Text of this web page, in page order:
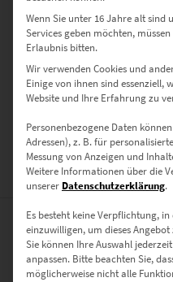
Nacht als
Nachtaufnahme an der
Böblingen. Langzeitbelichtung
Verkehr kennzeichnen. Hier als
Leinwand auf Keilrahmen oder
ZUSÄTZLICHE
PRODUKT BESONDERHEITEN
AUSFÜHRUNG
Wenn Sie unter 16 Jahre alt
Services geben möchten,
Erlaubnis bitten.
Wir verwenden Cookies und
Einige von ihnen sind essenziell,
Website und Ihre Erfahrung zu
Personenbezogene Daten
Adressen), z. B. für
Messung von Anzeigen und
Weitere Informationen über die
unserer Datenschutzerklärung.
Es besteht keine Verpflichtung,
einzuwilligen, um dieses
Sie können Ihre Auswahl
anpassen. Bitte beachten Sie,
möglicherweise nicht alle